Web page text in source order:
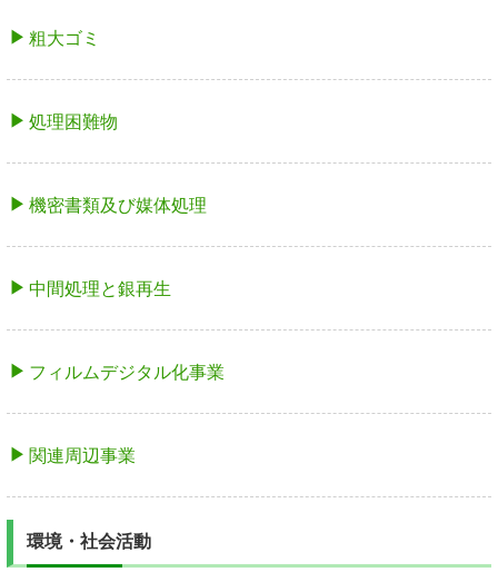
粗大ゴミ
処理困難物
機密書類及び媒体処理
中間処理と銀再生
フィルムデジタル化事業
関連周辺事業
環境・社会活動